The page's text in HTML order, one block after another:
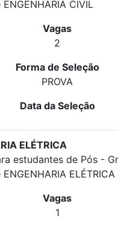
CIVIL
Vagas
2
Forma de Seleção
PROVA
Data da Seleção
ELÉTRICA
estudantes de Pós -
ELÉTRICA
Vagas
1